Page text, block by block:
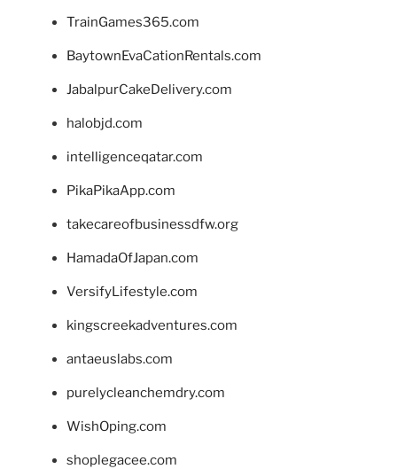
TrainGames365.com
BaytownEvaCationRentals.com
JabalpurCakeDelivery.com
halobjd.com
intelligenceqatar.com
PikaPikaApp.com
takecareofbusinessdfw.org
HamadaOfJapan.com
VersifyLifestyle.com
kingscreekadventures.com
antaeuslabs.com
purelycleanchemdry.com
WishOping.com
shoplegacee.com